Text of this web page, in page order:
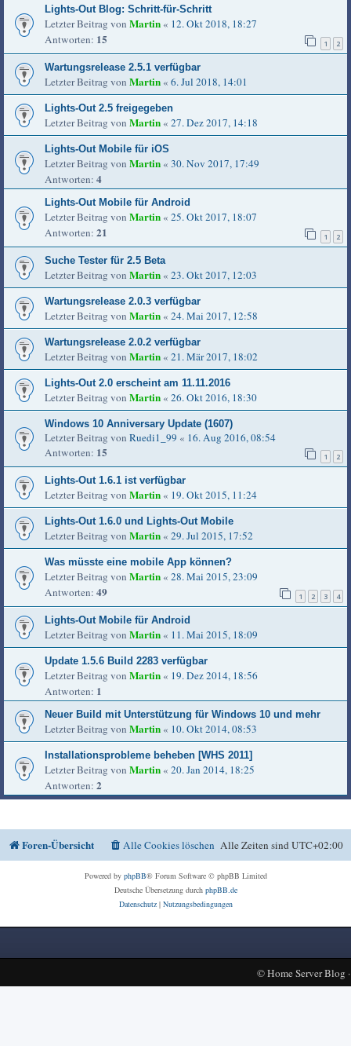
Lights-Out Blog: Schritt-für-Schritt
Letzter Beitrag von Martin « 12. Okt 2018, 18:27
Antworten: 15 1 2
Wartungsrelease 2.5.1 verfügbar
Letzter Beitrag von Martin « 6. Jul 2018, 14:01
Lights-Out 2.5 freigegeben
Letzter Beitrag von Martin « 27. Dez 2017, 14:18
Lights-Out Mobile für iOS
Letzter Beitrag von Martin « 30. Nov 2017, 17:49
Antworten: 4
Lights-Out Mobile für Android
Letzter Beitrag von Martin « 25. Okt 2017, 18:07
Antworten: 21 1 2
Suche Tester für 2.5 Beta
Letzter Beitrag von Martin « 23. Okt 2017, 12:03
Wartungsrelease 2.0.3 verfügbar
Letzter Beitrag von Martin « 24. Mai 2017, 12:58
Wartungsrelease 2.0.2 verfügbar
Letzter Beitrag von Martin « 21. Mär 2017, 18:02
Lights-Out 2.0 erscheint am 11.11.2016
Letzter Beitrag von Martin « 26. Okt 2016, 18:30
Windows 10 Anniversary Update (1607)
Letzter Beitrag von Ruedi1_99 « 16. Aug 2016, 08:54
Antworten: 15 1 2
Lights-Out 1.6.1 ist verfügbar
Letzter Beitrag von Martin « 19. Okt 2015, 11:24
Lights-Out 1.6.0 und Lights-Out Mobile
Letzter Beitrag von Martin « 29. Jul 2015, 17:52
Was müsste eine mobile App können?
Letzter Beitrag von Martin « 28. Mai 2015, 23:09
Antworten: 49 1 2 3 4
Lights-Out Mobile für Android
Letzter Beitrag von Martin « 11. Mai 2015, 18:09
Update 1.5.6 Build 2283 verfügbar
Letzter Beitrag von Martin « 19. Dez 2014, 18:56
Antworten: 1
Neuer Build mit Unterstützung für Windows 10 und mehr
Letzter Beitrag von Martin « 10. Okt 2014, 08:53
Installationsprobleme beheben [WHS 2011]
Letzter Beitrag von Martin « 20. Jan 2014, 18:25
Antworten: 2
Foren-Übersicht Alle Zeiten sindUTC+02:00
Alle Cookies löschen
Powered by phpBB® Forum Software © phpBB Limited
Deutsche Übersetzung durch phpBB.de
Datenschutz| Nutzungsbedingungen
©Home Server Blog